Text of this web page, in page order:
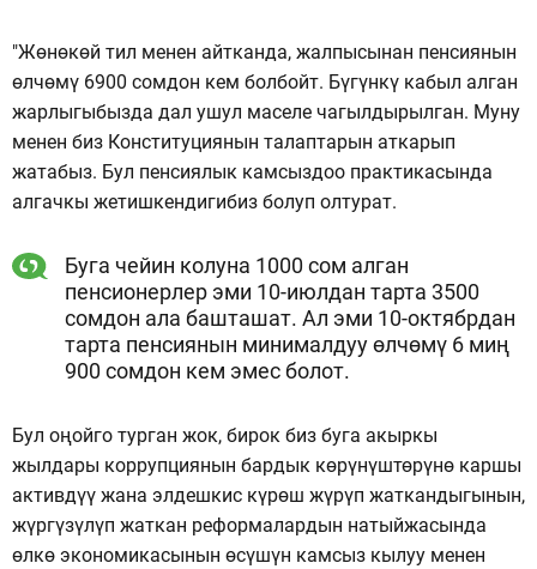
"Жөнөкөй тил менен айтканда, жалпысынан пенсиянын
өлчөмү 6900 сомдон кем болбойт. Бүгүнкү кабыл алган
жарлыгыбызда дал ушул маселе чагылдырылган. Муну
менен биз Конституциянын талаптарын аткарып
жатабыз. Бул пенсиялык камсыздоо практикасында
алгачкы жетишкендигибиз болуп олтурат.
Буга чейин колуна 1000 сом алган
пенсионерлер эми 10-июлдан тарта 3500
сомдон ала башташат. Ал эми 10-октябрдан
тарта пенсиянын минималдуу өлчөмү 6 миң
900 сомдон кем эмес болот.
Бул оңойго турган жок, бирок биз буга акыркы
жылдары коррупциянын бардык көрүнүштөрүнө каршы
активдүү жана элдешкис күрөш жүрүп жаткандыгынын,
жүргүзүлүп жаткан реформалардын натыйжасында
өлкө экономикасынын өсүшүн камсыз кылуу менен